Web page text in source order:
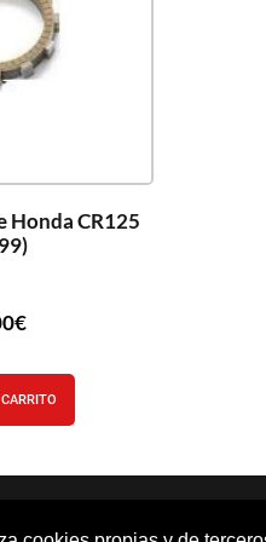
Honda CR125
€